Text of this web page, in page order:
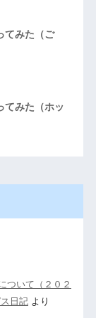
てみた（ご
てみた（ホッ
ついて（２０２
日記より